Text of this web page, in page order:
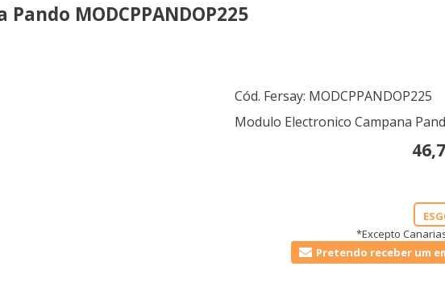
MODCPPANDOP225
Cód. Fersay: MODCPPANDOP225
Modulo Electronico Campana
*Excepto
Pretendo receber um